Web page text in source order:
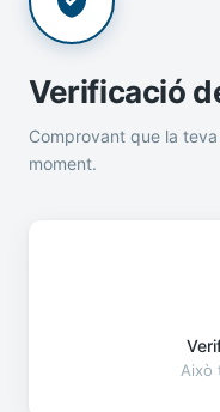
Verificació
Comprovant que la
moment.
Això